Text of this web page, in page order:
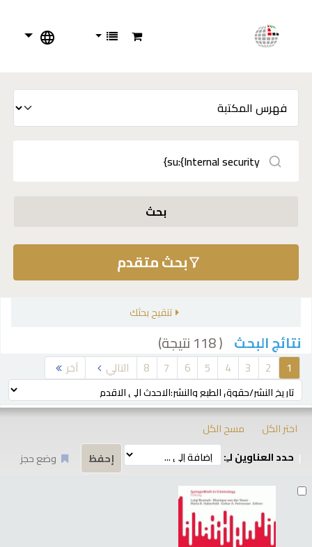
بحث
بحث متقدم
تنقيح بحثك
نتائج البحث ( 118 نتيجة)
1
2
3
4
5
6
7
8 التالي آخر
ترتيب بواسطة:
اختر الكل
مسح الكل
حدد العناوين لـِ:
وضع حجز